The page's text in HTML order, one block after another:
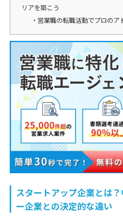
リアを築こう
営業職の転職活動でプロの
スタートアップ企業とは
ー企業との決定的な違い